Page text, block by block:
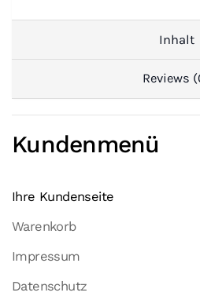
Inhalt
Reviews
Kundenmenü
Ihre Kundenseite
Warenkorb
Impressum
Datenschutz